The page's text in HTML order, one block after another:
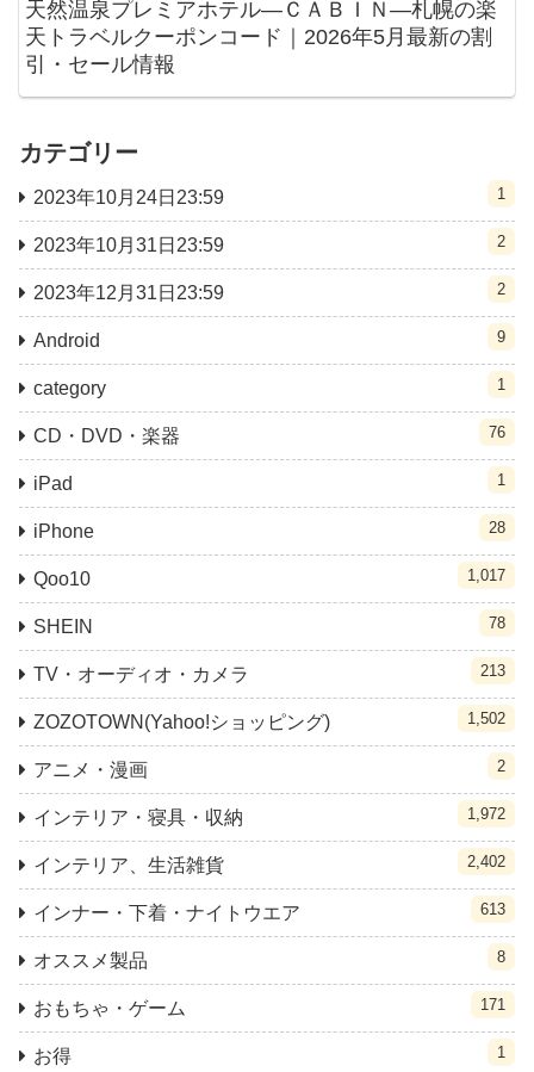
天然温泉プレミアホテル―ＣＡＢＩＮ―札幌の楽
天トラベルクーポンコード｜2026年5月最新の割
引・セール情報
カテゴリー
2023年10月24日23:59 1
2023年10月31日23:59 2
2023年12月31日23:59 2
Android 9
category 1
CD・DVD・楽器 76
iPad 1
iPhone 28
Qoo10 1,017
SHEIN 78
TV・オーディオ・カメラ 213
ZOZOTOWN(Yahoo!ショッピング) 1,502
アニメ・漫画 2
インテリア・寝具・収納 1,972
インテリア、生活雑貨 2,402
インナー・下着・ナイトウエア 613
オススメ製品 8
おもちゃ・ゲーム 171
お得 1